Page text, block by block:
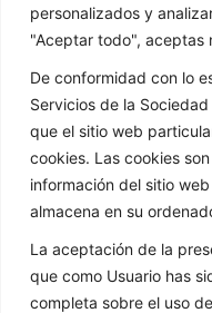
personalizados y
"Aceptar todo", aceptas
De conformidad con lo
Servicios de la
que el sitio web
cookies. Las cookies
información del sitio
almacena en su
La aceptación de la
que como Usuario has
completa sobre el uso